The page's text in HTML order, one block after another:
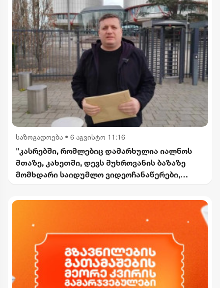
საზოგადოება • 6 აგვისტო 11:16
"კასრებში, რომლებიც დამარხულია იალნოს
მთაზე, კახეთში, დევს მუხროვანის ბაზაზე
მომხდარი საიდუმლო ვიდეოჩანაწერები,